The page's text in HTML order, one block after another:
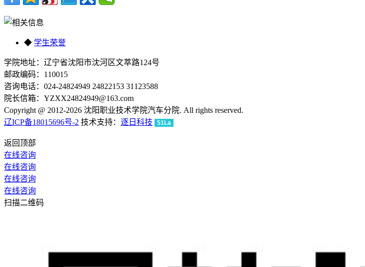
◆ 学生荣誉
学院地址：辽宁省沈阳市沈河区文萃路124号
邮政编码：110015
咨询电话：024-24824949 24822153 31123588
院长信箱：YZXX24824949@163.com
Copyright @ 2012-2026 沈阳职业技术学院汽车分院. All rights reserved.
辽ICP备18015696号-2 技术支持： 逐日科技 51La
返回顶部
在线咨询
在线咨询
在线咨询
在线咨询
扫描二维码